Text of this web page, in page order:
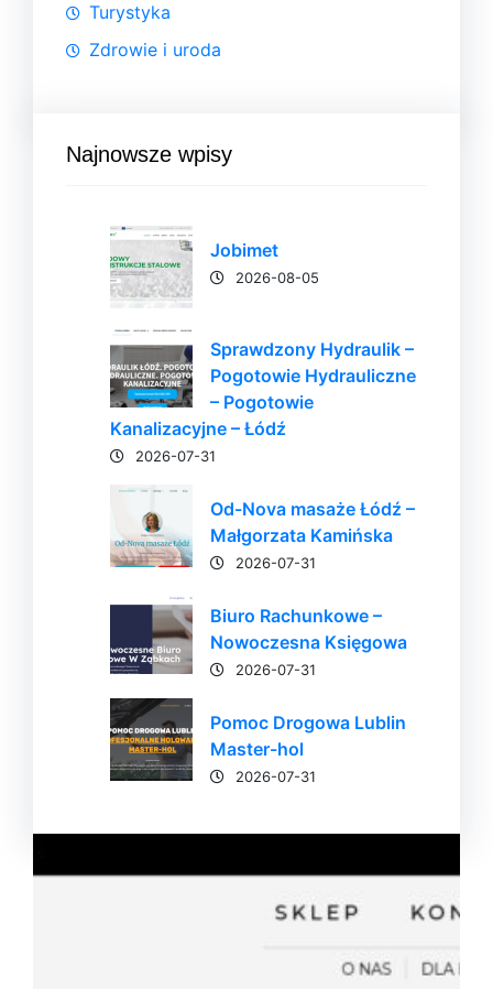
Turystyka
Zdrowie i uroda
Najnowsze wpisy
Jobimet
2026-08-05
Sprawdzony Hydraulik –
Pogotowie Hydrauliczne
– Pogotowie
Kanalizacyjne – Łódź
2026-07-31
Od-Nova masaże Łódź –
Małgorzata Kamińska
2026-07-31
Biuro Rachunkowe –
Nowoczesna Księgowa
2026-07-31
Pomoc Drogowa Lublin
Master-hol
2026-07-31